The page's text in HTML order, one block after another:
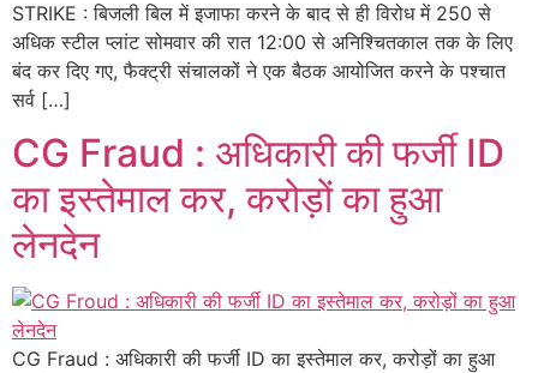
STRIKE : बिजली बिल में इजाफा करने के बाद से ही विरोध में 250 से
अधिक स्टील प्लांट सोमवार की रात 12:00 से अनिश्चितकाल तक के लिए
बंद कर दिए गए, फैक्ट्री संचालकों ने एक बैठक आयोजित करने के पश्चात
सर्व […]
CG Fraud : अधिकारी की फर्जी ID
का इस्तेमाल कर, करोड़ों का हुआ
लेनदेन
CG Fraud : अधिकारी की फर्जी ID का इस्तेमाल कर, करोड़ों का हुआ